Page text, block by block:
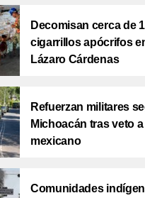
Decomisan cerca de
cigarrillos apócrifos
Lázaro Cárdenas
Refuerzan militares
Michoacán tras veto
mexicano
Comunidades